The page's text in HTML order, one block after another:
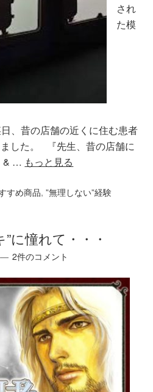
され
た模
、昔の店舗の近くに住む患者
した。 『先生、昔の店舗に
& … もっと見る
すめ商品,”無理しない”経験
に憧れて・・・
2件のコメント